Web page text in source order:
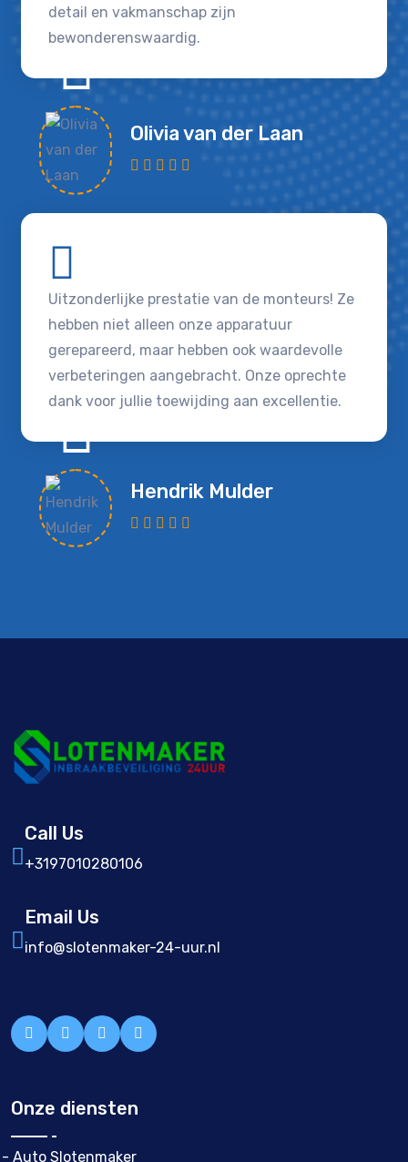
detail en vakmanschap zijn
bewonderenswaardig.
Olivia van der Laan
Uitzonderlijke prestatie van de monteurs! Ze
hebben niet alleen onze apparatuur
gerepareerd, maar hebben ook waardevolle
verbeteringen aangebracht. Onze oprechte
dank voor jullie toewijding aan excellentie.
Hendrik Mulder
Call Us
+3197010280106
Email Us
info@slotenmaker-24-uur.nl
Onze diensten
- Auto Slotenmaker